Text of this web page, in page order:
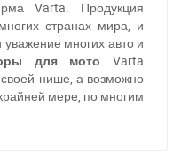
Varta. Продукция
странах мира, и
многих авто и
для мото Varta
нише, а возможно
мере, по многим
Написати в Telegram